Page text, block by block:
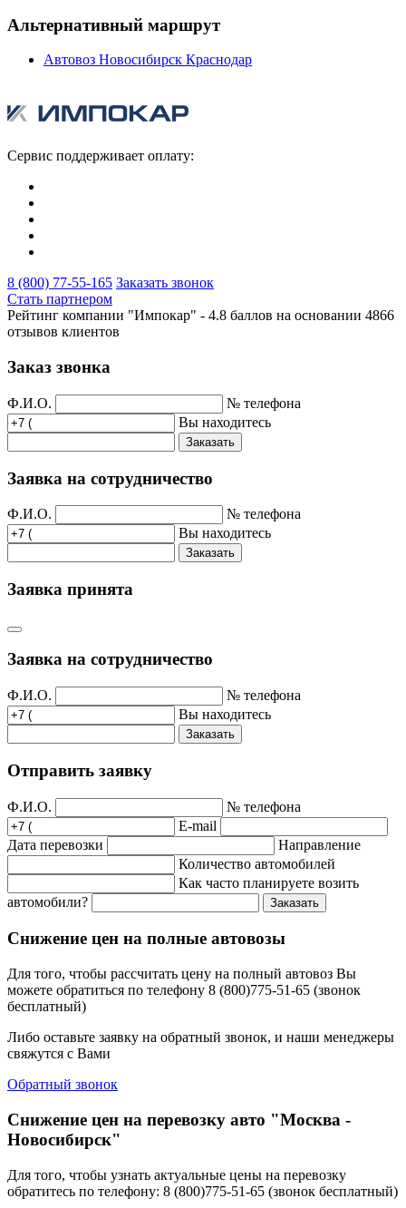
Альтернативный маршрут
Автовоз Новосибирск Краснодар
Сервис поддерживает оплату:
8 (800) 77-55-165 Заказать звонок
Стать партнером
Рейтинг компании "Импокар" - 4.8 баллов на основании 4866
отзывов клиентов
Заказ звонка
Ф.И.О.
№ телефона
Вы находитесь
Заказать
Заявка на сотрудничество
Ф.И.О.
№ телефона
Вы находитесь
Заказать
Заявка принята
Заявка на сотрудничество
Ф.И.О.
№ телефона
Вы находитесь
Заказать
Отправить заявку
Ф.И.О.
№ телефона
E-mail
Дата перевозки
Направление
Количество автомобилей
Как часто планируете возить
автомобили?
Заказать
Снижение цен на полные автовозы
Для того, чтобы рассчитать цену на полный автовоз Вы
можете обратиться по телефону 8 (800)775-51-65 (звонок
бесплатный)
Либо оставьте заявку на обратный звонок, и наши менеджеры
свяжутся с Вами
Обратный звонок
Снижение цен на перевозку авто "Москва -
Новосибирск"
Для того, чтобы узнать актуальные цены на перевозку
обратитесь по телефону: 8 (800)775-51-65 (звонок бесплатный)